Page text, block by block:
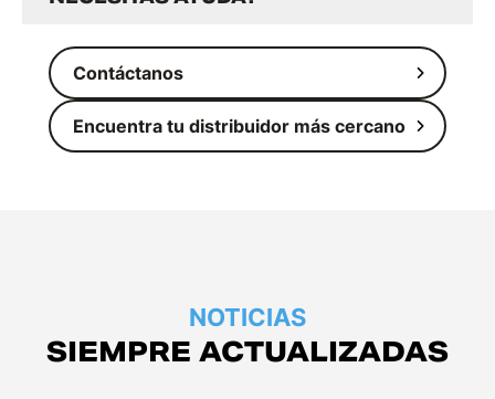
Contáctanos
Encuentra tu distribuidor más cercano
NOTICIAS
SIEMPRE ACTUALIZADAS